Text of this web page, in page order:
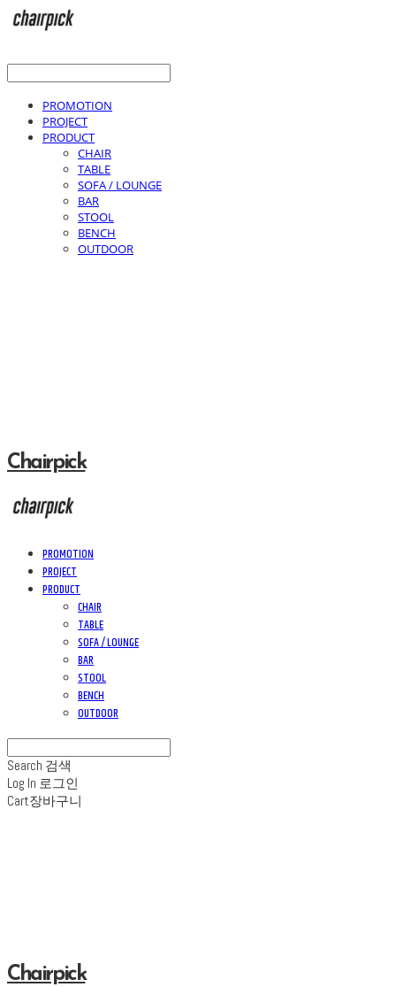
PROMOTION
PROJECT
PRODUCT
CHAIR
TABLE
SOFA / LOUNGE
BAR
STOOL
BENCH
OUTDOOR
Chairpick
PROMOTION
PROJECT
PRODUCT
CHAIR
TABLE
SOFA / LOUNGE
BAR
STOOL
BENCH
OUTDOOR
Search 검색
Log In 로그인
Cart장바구니
Chairpick